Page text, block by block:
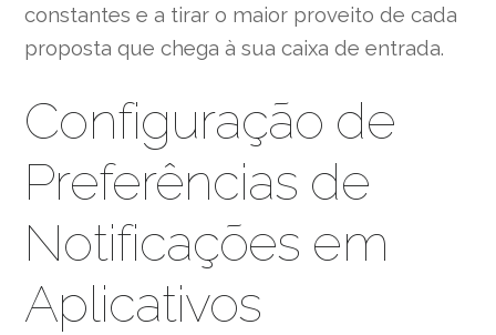
constantes e a tirar o maior proveito de cada
proposta que chega à sua caixa de entrada.
Configuração de
Preferências de
Notificações em
Aplicativos